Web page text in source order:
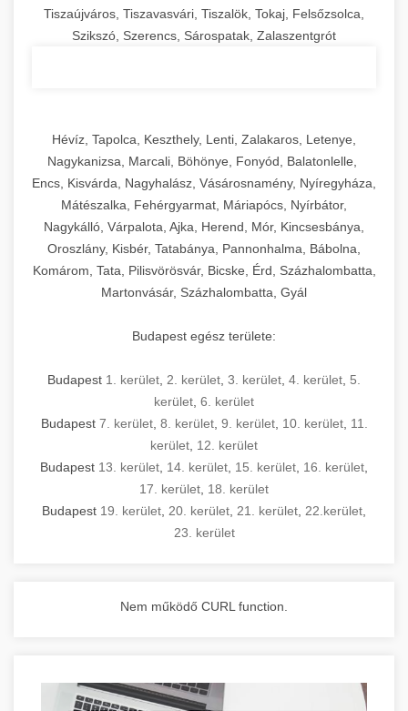
Tiszaújváros, Tiszavasvári, Tiszalök, Tokaj, Felsőzsolca,
Szikszó, Szerencs, Sárospatak, Zalaszentgrót
Hévíz, Tapolca, Keszthely, Lenti, Zalakaros, Letenye,
Nagykanizsa, Marcali, Böhönye, Fonyód, Balatonlelle,
Encs, Kisvárda, Nagyhalász, Vásárosnamény, Nyíregyháza,
Mátészalka, Fehérgyarmat, Máriapócs, Nyírbátor,
Nagykálló, Várpalota, Ajka, Herend, Mór, Kincsesbánya,
Oroszlány, Kisbér, Tatabánya, Pannonhalma, Bábolna,
Komárom, Tata, Pilisvörösvár, Bicske, Érd, Százhalombatta,
Martonvásár, Százhalombatta, Gyál
Budapest egész területe:
Budapest 1. kerület 2. kerület 3. kerület 4. kerület 5.
kerület 6. kerület
Budapest 7. kerület, 8. kerület, 9. kerület, 10. kerület, 11.
kerület 12. kerület
Budapest 13. kerület 14. kerület 15. kerület 16. kerület
17. kerület 18. kerület
Budapest 19. kerület 20. kerület 21. kerület 22.kerület
23. kerület
Nem működő CURL function.